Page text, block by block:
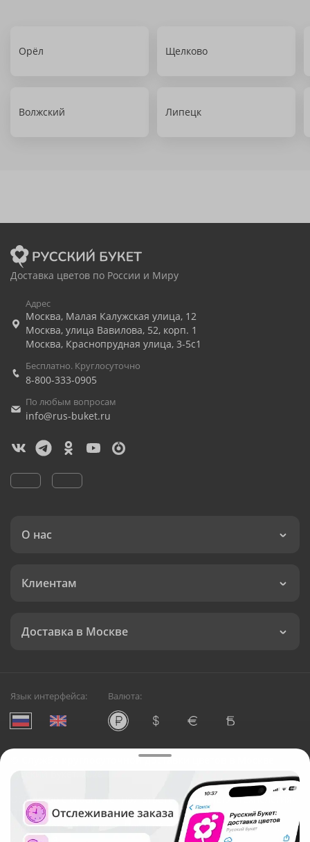
Орёл Щелково
Волжский Липецк
Доставка цветов по России и Миру
Адрес
Москва, Малая Калужская улица, 12
Москва, улица Вавилова, 52, корп. 1
Москва, Краснопрудная улица, 3-5с1
Бесплатно. Круглосуточно
8-800-333-0905
По любым вопросам
info@rus-buket.ru
О нас
Клиентам
Доставка в Москве
Язык интерфейса: Валюта:
Служба круглосуточной доставки цветов в Москве
Русский Букет, 2026
Общество с ограниченной ответственностью «Технология»
ОГРН: 1195476081745, ИНН: 5410081997
Юридический адрес: г. Новосибирск, ул. Ипподромская,